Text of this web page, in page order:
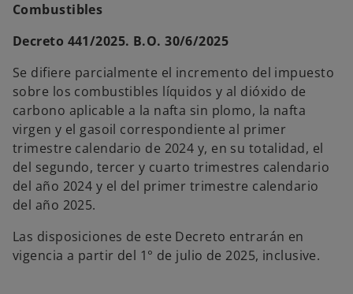
Combustibles
Decreto 441/2025. B.O. 30/6/2025
Se difiere parcialmente el incremento del impuesto
sobre los combustibles líquidos y al dióxido de
carbono aplicable a la nafta sin plomo, la nafta
virgen y el gasoil correspondiente al primer
trimestre calendario de 2024 y, en su totalidad, el
del segundo, tercer y cuarto trimestres calendario
del año 2024 y el del primer trimestre calendario
del año 2025.
Las disposiciones de este Decreto entrarán en
vigencia a partir del 1° de julio de 2025, inclusive.